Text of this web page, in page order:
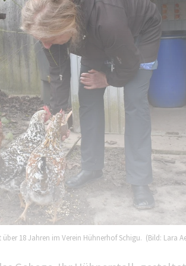
18 Jahren im Verein Hühnerhof Schigu. (Bild: Lara